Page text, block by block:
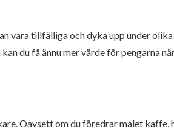
vara tillfälliga och dyka upp under
du få ännu mer värde för pengarna
Oavsett om du föredrar malet kaffe,